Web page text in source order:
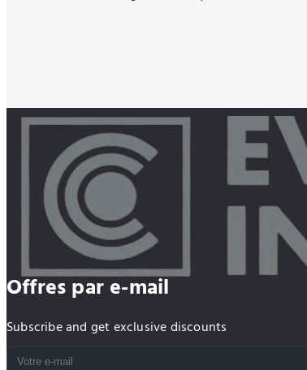
Offres par e-mail
Subscribe and get exclusive discounts